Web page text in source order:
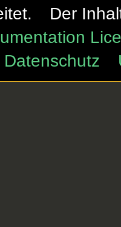
Der
Datenschutz